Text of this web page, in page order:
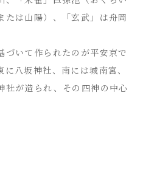
たは山陽）、「玄武」は舟岡
づいて作られたのが平安京で
八坂神社、南には城南宮、
社が造られ、その四神の中心